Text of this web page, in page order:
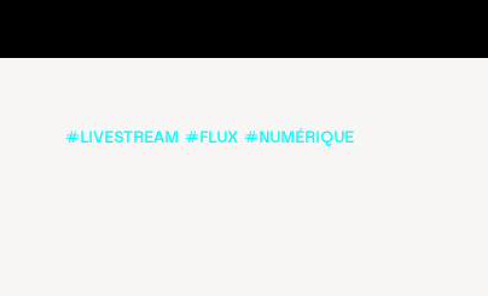
#LIVESTREAM #FLUX #NUMÉRIQUE